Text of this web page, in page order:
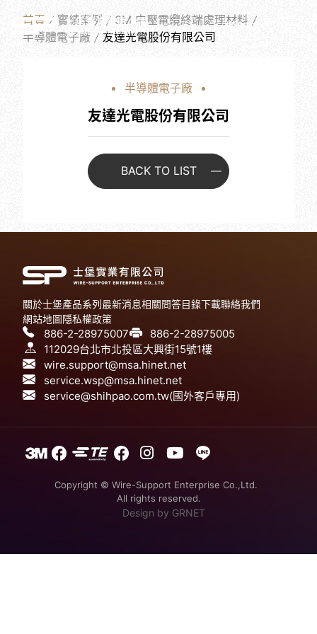
繁體中文
WORKS
首頁 實績案例
3M 中壓電纜終端處理材料
半導體電子廠
友達光電股份有限公司
半導體電子廠
友達光電股份有限公司
BACK TO LIST
關於士堡產品系列最新消息相關問答目錄下載聯絡我們
網站地圖隱私權政策
886-2-28975007
886-2-28975005
112029台北市北投區大興街15號1樓
wire.support@msa.hinet.net
service.wsp@msa.hinet.net
service@shihpao.com.tw(國外客戶專用)
Copyright © Wire-Support Enterprise Co.,Ltd.
All rights reserved.
Design by GRNET